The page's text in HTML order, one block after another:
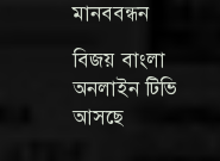
মানববন্ধন
বিজয় বাংলা
অনলাইন টিভি
আসছে